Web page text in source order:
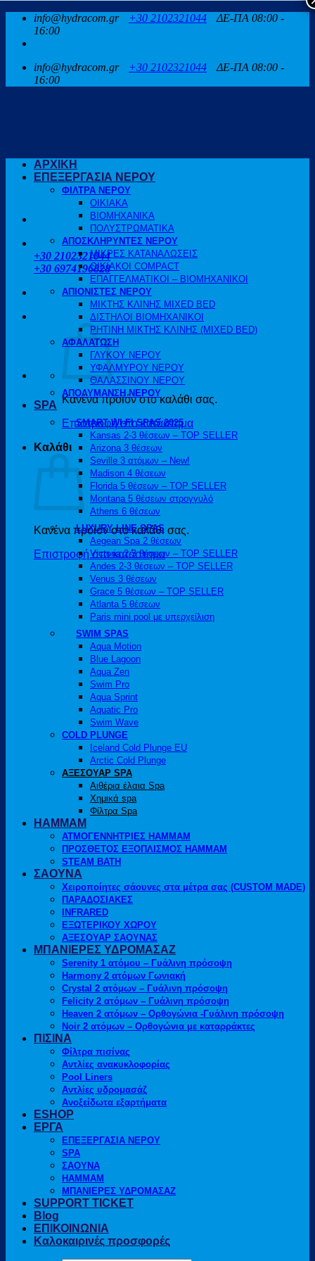
Μετάβαση
περιεχόμενο
info@hydracom.gr +30 2102321044
ΔΕ-ΠΑ 08:00 -
16:00
info@hydracom.gr +30 2102321044
ΔΕ-ΠΑ 08:00 -
16:00
ΚΑΛΕΣΤΕ ΜΑΣ
+30 2102321044
+30 6974196828
Κανένα προϊόν στο καλάθι σας.
Επιστροφή στο κατάστημα
Καλάθι
Κανένα προϊόν στο καλάθι σας.
Επιστροφή στο κατάστημα
ΑΡΧΙΚΗ
ΕΠΕΞΕΡΓΑΣΙΑ ΝΕΡΟΥ
ΦΙΛΤΡΑ ΝΕΡΟΥ
ΟΙΚΙΑΚΑ
ΒΙΟΜΗΧΑΝΙΚΑ
ΠΟΛΥΣΤΡΩΜΑΤΙΚΑ
ΑΠΟΣΚΛΗΡΥΝΤΕΣ ΝΕΡΟΥ
ΜΙΚΡΕΣ ΚΑΤΑΝΑΛΩΣΕΙΣ
ΟΙΚΙΑΚΟΙ COMPACT
ΕΠΑΓΓΕΛΜΑΤΙΚΟΙ – ΒΙΟΜΗΧΑΝΙΚΟΙ
ΑΠΙΟΝΙΣΤΕΣ ΝΕΡΟΥ
ΜΙΚΤΗΣ ΚΛΙΝΗΣ MIXED BED
ΔΙΣΤΗΛΟΙ ΒΙΟΜΗΧΑΝΙΚΟΙ
ΡΗΤΙΝΗ ΜΙΚΤΗΣ ΚΛΙΝΗΣ (MIXED BED)
ΑΦΑΛΑΤΩΣΗ
ΓΛΥΚΟΥ ΝΕΡΟΥ
ΥΦΑΛΜΥΡΟΥ ΝΕΡΟΥ
ΘΑΛΑΣΣΙΝΟΥ ΝΕΡΟΥ
ΑΠΟΛΥΜΑΝΣΗ ΝΕΡΟΥ
SPA
SMART WI-FI SPAS 2025
Kansas 2-3 θέσεων – TOP SELLER
Arizona 3 θέσεων
Seville 3 ατόμων – New!
Madison 4 θέσεων
Florida 5 θέσεων – TOP SELLER
Montana 5 θέσεων στρογγυλό
Athens 6 θέσεων
LUXURY LINE SPAS
Aegean Spa 2 θέσεων
Victoria 2-3 θέσεων – TOP SELLER
Andes 2-3 θέσεων – TOP SELLER
Venus 3 θέσεων
Grace 5 θέσεων – TOP SELLER
Atlanta 5 θέσεων
Paris mini pool με υπερχείλιση
SWIM SPAS
Aqua Motion
Blue Lagoon
Aqua Zen
Swim Pro
Aqua Sprint
Aquatic Pro
Swim Wave
COLD PLUNGE
Iceland Cold Plunge EU
Arctic Cold Plunge
ΑΞΕΣΟΥΑΡ SPA
Αιθέρια έλαια Spa
Χημικά spa
Φίλτρα Spa
HAMMAM
ΑΤΜΟΓΕΝΝΗΤΡΙΕΣ HAMMAM
ΠΡΟΣΘΕΤΟΣ ΕΞΟΠΛΙΣΜΟΣ HAMMAM
STEAM BATH
ΣΑΟΥΝΑ
Χειροποίητες σάουνες στα μέτρα σας (CUSTOM MADE)
ΠΑΡΑΔΟΣΙΑΚΕΣ
INFRARED
ΕΞΩΤΕΡΙΚΟΥ ΧΩΡΟΥ
ΑΞΕΣΟΥΑΡ ΣΑΟΥΝΑΣ
ΜΠΑΝΙΕΡΕΣ ΥΔΡΟΜΑΣΑΖ
Serenity 1 ατόμου – Γυάλινη πρόσοψη
Harmony 2 ατόμων Γωνιακή
Crystal 2 ατόμων – Γυάλινη πρόσοψη
Felicity 2 ατόμων – Γυάλινη πρόσοψη
Heaven 2 ατόμων – Ορθογώνια -Γυάλινη πρόσοψη
Noir 2 ατόμων – Ορθογώνια με καταρράκτες
ΠΙΣΙΝΑ
Φίλτρα πισίνας
Αντλίες ανακυκλοφορίας
Pool Liners
Αντλίες υδρομασάζ
Ανοξείδωτα εξαρτήματα
ESHOP
ΕΡΓΑ
ΕΠΕΞΕΡΓΑΣΙΑ ΝΕΡΟΥ
SPA
ΣΑΟΥΝΑ
HAMMAM
ΜΠΑΝΙΕΡΕΣ ΥΔΡΟΜΑΣΑΖ
SUPPORT TICKET
Blog
ΕΠΙΚΟΙΝΩΝΙΑ
Καλοκαιρινές προσφορές